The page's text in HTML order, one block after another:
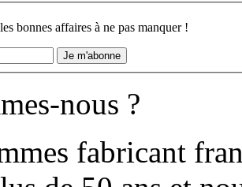
bonnes affaires à ne pas manquer !
Je m'abonne
nous ?
fabricant